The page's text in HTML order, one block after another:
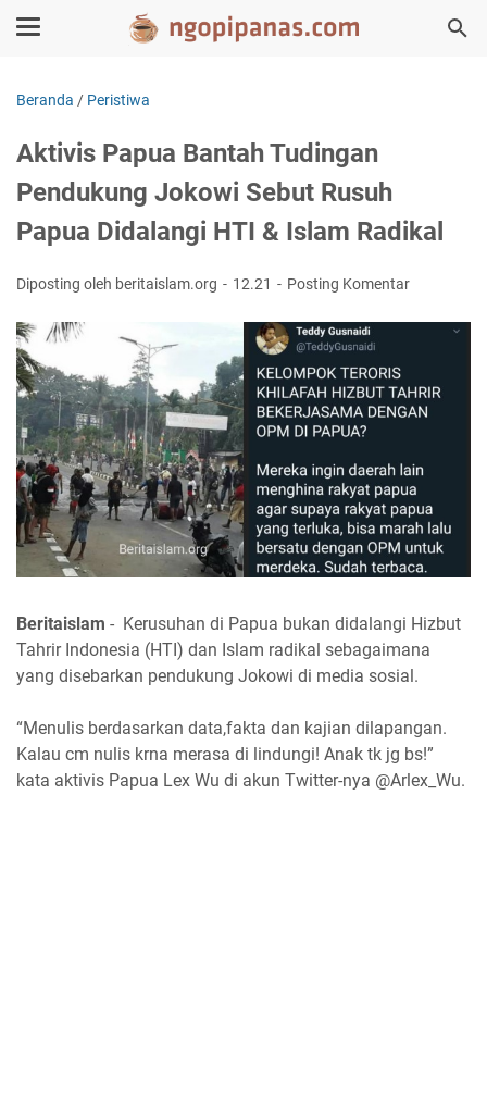
Beranda / Peristiwa
Aktivis Papua Bantah Tudingan
Pendukung Jokowi Sebut Rusuh
Papua Didalangi HTI & Islam Radikal
Diposting oleh beritaislam.org 12.21 Posting Komentar
Beritaislam - Kerusuhan di Papua bukan didalangi Hizbut
Tahrir Indonesia (HTI) dan Islam radikal sebagaimana
yang disebarkan pendukung Jokowi di media sosial.
“Menulis berdasarkan data,fakta dan kajian dilapangan.
Kalau cm nulis krna merasa di lindungi! Anak tk jg bs!”
kata aktivis Papua Lex Wu di akun Twitter-nya @Arlex_Wu.